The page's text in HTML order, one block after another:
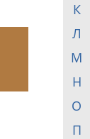
К
Л
М
Н
О
П